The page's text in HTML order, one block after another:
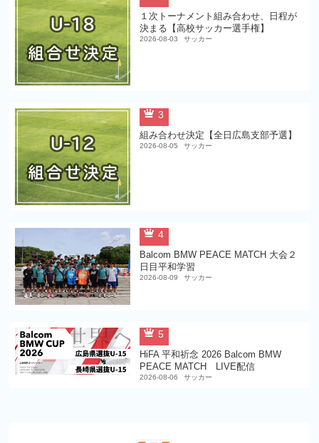
１次トーナメント組み合わせ、日程が
決まる【高校サッカー選手権】
2026-08-03 サッカー
3
組み合わせ決定【全日広島支部予選】
2026-08-05 サッカー
4
Balcom BMW PEACE MATCH 大会２
日目平和学習
2026-08-09 サッカー
5
HiFA 平和祈念 2026 Balcom BMW
PEACE MATCH LIVE配信
2026-08-06 サッカー